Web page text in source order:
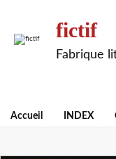
fictif
Fabrique
Accueil INDEX